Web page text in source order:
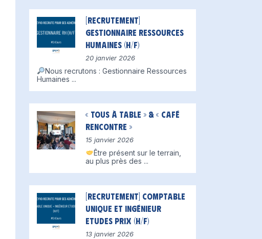
[Recrutement]
Gestionnaire Ressources
Humaines (H/F)
20 janvier 2026
Nous recrutons : Gestionnaire Ressources
Humaines ...
« Tous à table » & « Café
Rencontre »
15 janvier 2026
Être présent sur le terrain,
au plus près des ...
[Recrutement] Comptable
unique et Ingénieur
Etudes Prix (H/F)
13 janvier 2026